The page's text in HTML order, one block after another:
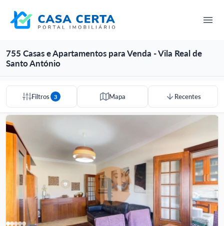
755 Casas e Apartamentos para Venda - Vila Real de
Santo António
Filtros 3 Mapa Recentes